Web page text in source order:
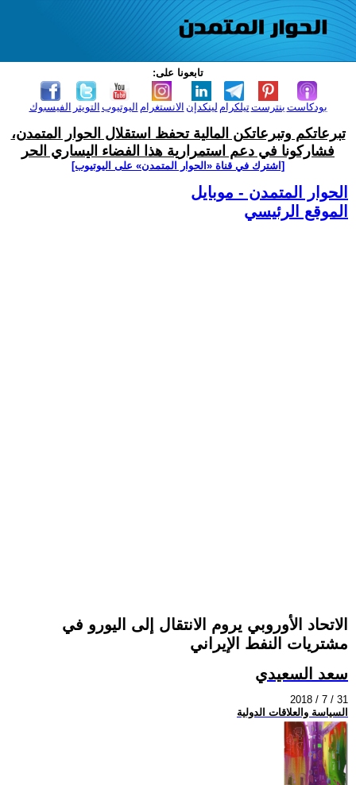
تابعونا على:
الفيسبوك التويتر اليوتيوب الانستغرام لينكدإن تيلكرامبنترست بودكاست
تبرعاتكم وتبرعاتكن المالية تحفظ استقلال الحوار المتمدن،
فشاركونا في دعم استمرارية هذا الفضاء اليساري الحر
[اشترك في قناة ‫«الحوار المتمدن» على اليوتيوب]
الحوار المتمدن - موبايل
الموقع الرئيسي
الاتحاد الأوروبي يروم الانتقال إلى اليورو في
مشتريات النفط الإيراني
سعد السعيدي
2018 / 7 / 31
السياسة والعلاقات الدولية